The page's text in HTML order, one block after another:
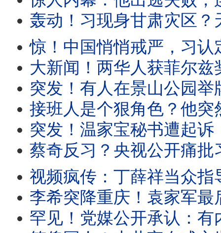
轰动！习现身甘肃灾区？天津突然军管！建高墙围堵全市、堵死出海口。中共
惊！中国悄悄戒严，习认定要出事？诡异！王岐山特殊亮相。李
大新闻！两华人获菲尔兹奖，致命打脸土共！他正在看恋爱小说，她曾在北大苦苦挣扎。
突发！有人在景山公园举牌，公开支持丁薛祥出任总书记。长春市委书记公开挑战中南海：
接班人是个狠角色？他突然发飙：谁不用谁就是叛徒！海归高官正要演讲，突
突发！温家宝秘书遭起诉，罪名稀奇。胡舒立压力大，被迫切割王岐山。
蔡奇反习？央视公开痛批习政策！内部爆猛料：大上海淹没，祸起下水道
视频疯传：丁薛祥当众指导习！上海女当面对习表不屑。大上海淹没，习大
李希突降重庆！袁家军最后亮相？他该立马叛逃。将有大事发生？深圳突然升
罕见！党媒公开承认：有内线爆料高层权力斗争。上海突变水城，半个中国泡